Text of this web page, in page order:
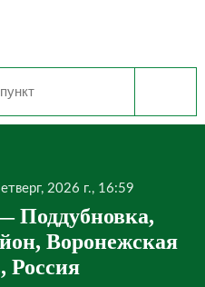
2026 г., 16:59
Поддубновка,
Воронежская
Россия